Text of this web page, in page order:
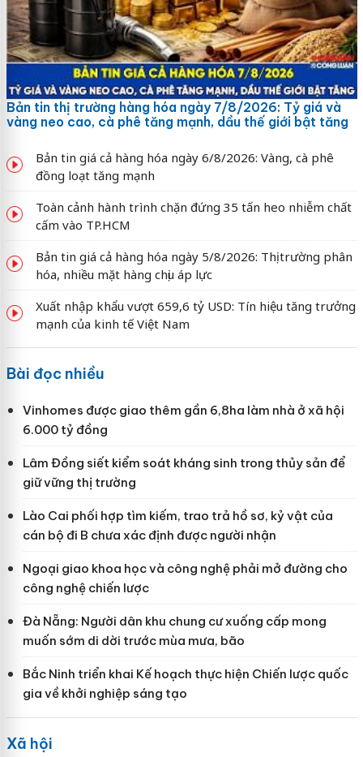
Bản tin thị trường hàng hóa ngày 7/8/2026: Tỷ giá và
vàng neo cao, cà phê tăng mạnh, dầu thế giới bật tăng
Bản tin giá cả hàng hóa ngày 6/8/2026: Vàng, cà phê
đồng loạt tăng mạnh
Toàn cảnh hành trình chặn đứng 35 tấn heo nhiễm chất
cấm vào TP.HCM
Bản tin giá cả hàng hóa ngày 5/8/2026: Thị trường phân
hóa, nhiều mặt hàng chịu áp lực
Xuất nhập khẩu vượt 659,6 tỷ USD: Tín hiệu tăng trưởng
mạnh của kinh tế Việt Nam
Bài đọc nhiều
Vinhomes được giao thêm gần 6,8ha làm nhà ở xã hội
6.000 tỷ đồng
Lâm Đồng siết kiểm soát kháng sinh trong thủy sản để
giữ vững thị trường
Lào Cai phối hợp tìm kiếm, trao trả hồ sơ, kỷ vật của
cán bộ đi B chưa xác định được người nhận
Ngoại giao khoa học và công nghệ phải mở đường cho
công nghệ chiến lược
Đà Nẵng: Người dân khu chung cư xuống cấp mong
muốn sớm di dời trước mùa mưa, bão
Bắc Ninh triển khai Kế hoạch thực hiện Chiến lược quốc
gia về khởi nghiệp sáng tạo
Xã hội